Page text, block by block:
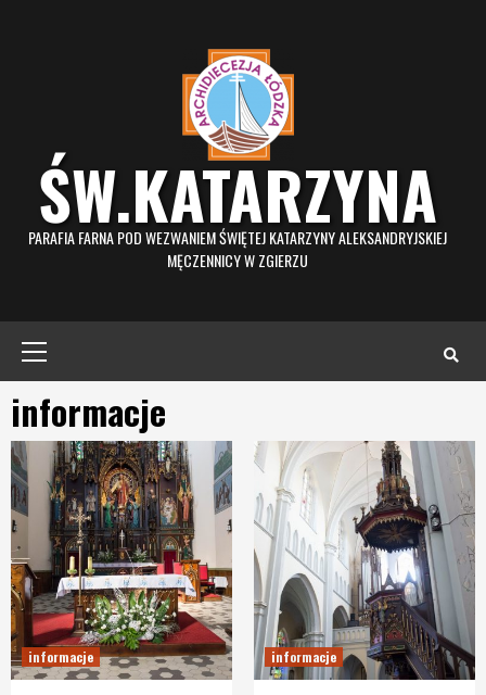
ŚW.KATARZYNA
PARAFIA FARNA POD WEZWANIEM ŚWIĘTEJ KATARZYNY ALEKSANDRYJSKIEJ
MĘCZENNICY W ZGIERZU
informacje
informacje informacje